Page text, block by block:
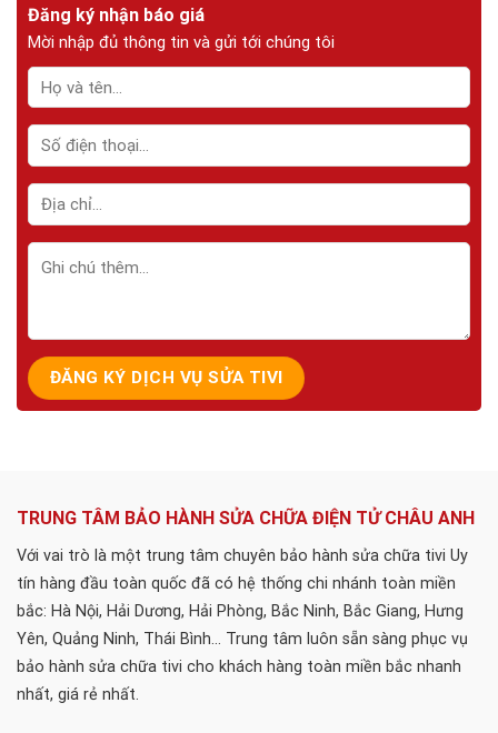
Đăng ký nhận báo giá
Mời nhập đủ thông tin và gửi tới chúng tôi
TRUNG TÂM BẢO HÀNH SỬA CHỮA ĐIỆN TỬ CHÂU ANH
Với vai trò là một trung tâm chuyên bảo hành sửa chữa tivi Uy
tín hàng đầu toàn quốc đã có hệ thống chi nhánh toàn miền
bắc: Hà Nội, Hải Dương, Hải Phòng, Bắc Ninh, Bắc Giang, Hưng
Yên, Quảng Ninh, Thái Bình... Trung tâm luôn sẵn sàng phục vụ
bảo hành sửa chữa tivi cho khách hàng toàn miền bắc nhanh
nhất, giá rẻ nhất.